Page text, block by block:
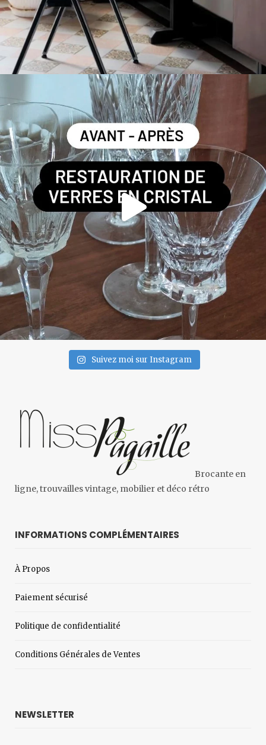
Suivez moi sur Instagram
Brocante en
ligne, trouvailles vintage, mobilier et déco rétro
INFORMATIONS COMPLÉMENTAIRES
À Propos
Paiement sécurisé
Politique de confidentialité
Conditions Générales de Ventes
NEWSLETTER